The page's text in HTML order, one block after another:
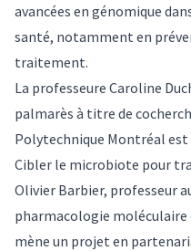
avancées en génomique
santé, notamment en
traitement.
La professeure Caroline
palmarès à titre de
Polytechnique Montréal
Cibler le microbiote pour
Olivier Barbier, professeur
pharmacologie moléculaire
mène un projet en